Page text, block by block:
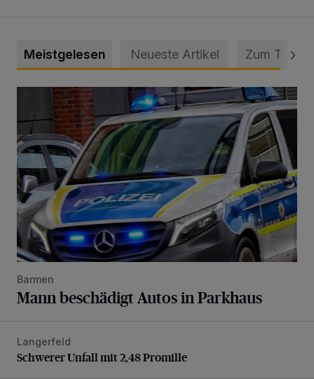
Meistgelesen Neueste Artikel Zum Thema
Mann beschädigt Autos in Parkhaus
Barmen
Mann beschädigt Autos in Parkhaus
Schwerer Unfall mit 2,48 Promille
Langerfeld
Schwerer Unfall mit 2,48 Promille